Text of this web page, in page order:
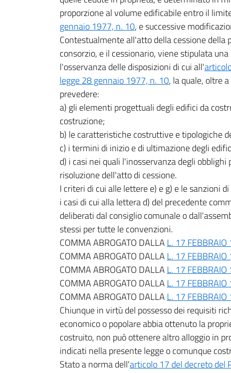
proporzione al volume edificabile entro il
gennaio 1977, n. 10, e successive
Contestualmente all'atto della cessione della
consorzio, e il cessionario, viene stipulata
l'osservanza delle disposizioni di cui all'
legge 28 gennaio 1977, n. 10, la quale, oltre
prevedere:
a) gli elementi progettuali degli edifici da
costruzione;
b) le caratteristiche costruttive e tipologiche
c) i termini di inizio e di ultimazione degli
d) i casi nei quali l'inosservanza degli
risoluzione dell'atto di cessione.
I criteri di cui alle lettere e) e g) e le sanzioni
i casi di cui alla lettera d) del precedente
deliberati dal consiglio comunale o
stessi per tutte le convenzioni.
COMMA ABROGATO DALLA L. 17
COMMA ABROGATO DALLA L. 17
COMMA ABROGATO DALLA L. 17
COMMA ABROGATO DALLA L. 17
COMMA ABROGATO DALLA L. 17
Chiunque in virtù del possesso dei requisiti
economico o popolare abbia ottenuto la
costruito, non può ottenere altro alloggio in
indicati nella presente legge o comunque
Stato a norma dell'articolo 17 del decreto del